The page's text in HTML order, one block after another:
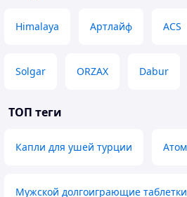
Himalaya Артлайф ACS
Solgar ORZAX Dabur
ТОП теги
Капли для ушей турции
Мужской долгоиграющие